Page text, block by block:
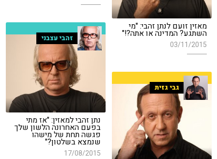
מאזין זועם לנתן זהבי: "מי
השתגע? המדינה או אתה?!"
03/11/2015
זהבי עצבני
נתן זהבי למאזין: "אז מתי
בפעם האחרונה הלשון שלך
פגשה תחת של מישהו
שנמצא בשלטון?"
17/08/2015
גבי גזית